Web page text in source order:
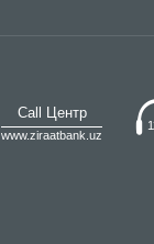
Call Центр
www.ziraatbank.uz